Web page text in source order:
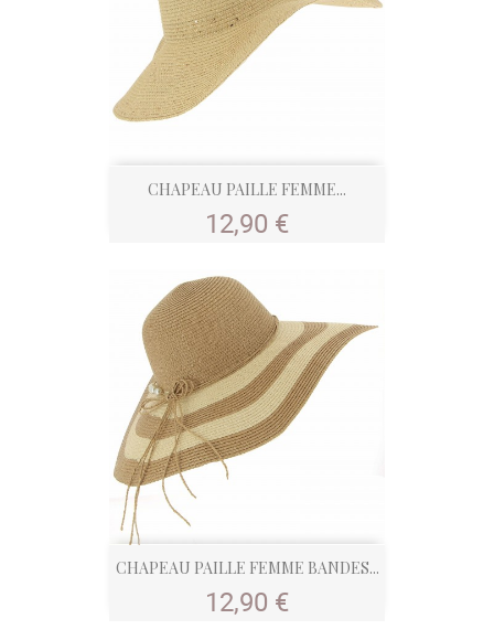
CHAPEAU PAILLE FEMME...
Prix
12,90 €
CHAPEAU PAILLE FEMME BANDES...
Prix
12,90 €